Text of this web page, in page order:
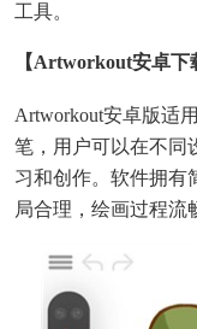
工具。
【artworkout安卓下
Artworkout安卓版适
笔，用户可以在不同
习和创作。软件拥有
局合理，绘画过程流